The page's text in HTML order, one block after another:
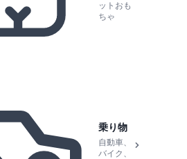
ットおも
ちゃ
乗り物
自動車、
バイク、